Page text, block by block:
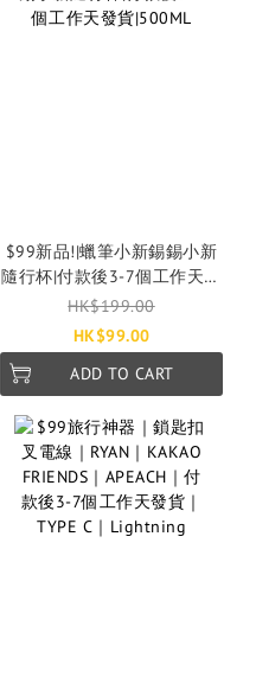
$99新品!|蠟筆小新錫錫小新
隨行杯|付款後3-7個工作天發
貨|500ML
HK$199.00
HK$99.00
ADD TO CART